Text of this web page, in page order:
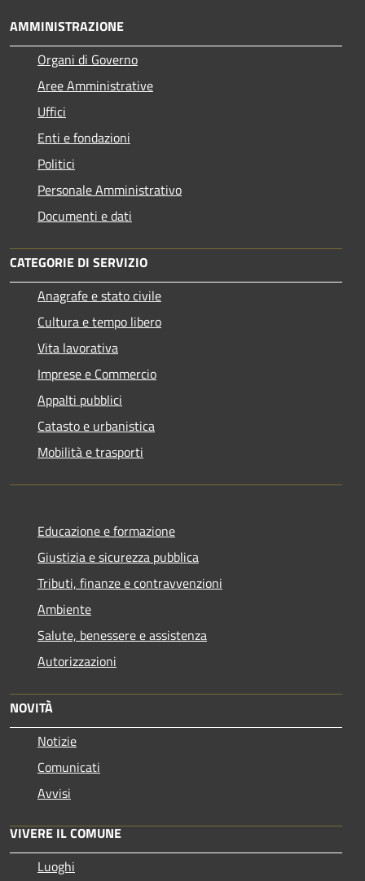
AMMINISTRAZIONE
Organi di Governo
Aree Amministrative
Uffici
Enti e fondazioni
Politici
Personale Amministrativo
Documenti e dati
CATEGORIE DI SERVIZIO
Anagrafe e stato civile
Cultura e tempo libero
Vita lavorativa
Imprese e Commercio
Appalti pubblici
Catasto e urbanistica
Mobilità e trasporti
Educazione e formazione
Giustizia e sicurezza pubblica
Tributi, finanze e contravvenzioni
Ambiente
Salute, benessere e assistenza
Autorizzazioni
NOVITÀ
Notizie
Comunicati
Avvisi
VIVERE IL COMUNE
Luoghi